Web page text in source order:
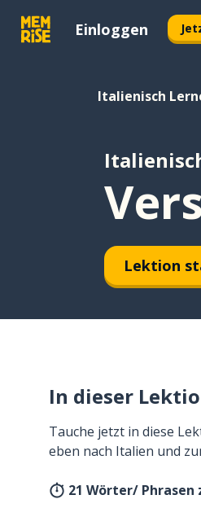
Einloggen
Italienisch
Lektion
In dieser
Tauche jetzt in diese
eben nach Italien und
21 Wörter/ Phrasen